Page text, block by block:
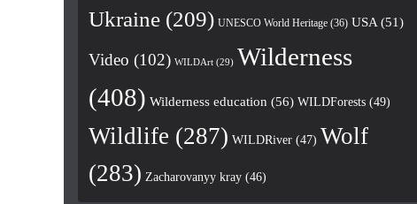
Ukraine (209) UNESCO World Heritage (36) USA (51)
Video (102) WILDArt (29) Wilderness
(408) Wilderness education (56) WILDForests (49)
Wildlife (287) WILDRiver (47) Wolf
(283) Zacharovanyy kray (46)